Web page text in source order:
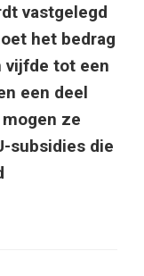
vastgelegd
het bedrag
vijfde tot een
een deel
ze
subsidies die